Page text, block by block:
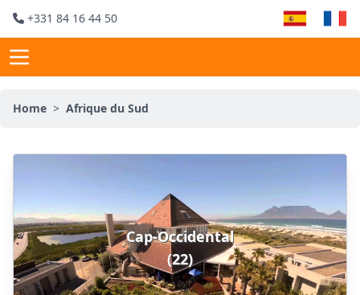
+331 84 16 44 50
Home > Afrique du Sud
Cap-Occidental
(22)